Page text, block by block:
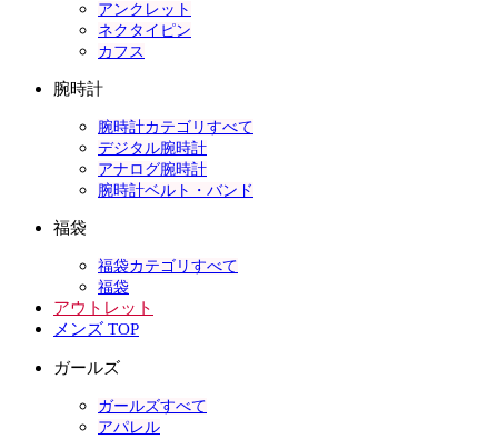
アンクレット
ネクタイピン
カフス
腕時計
腕時計カテゴリすべて
デジタル腕時計
アナログ腕時計
腕時計ベルト・バンド
福袋
福袋カテゴリすべて
福袋
アウトレット
メンズ TOP
ガールズ
ガールズすべて
アパレル